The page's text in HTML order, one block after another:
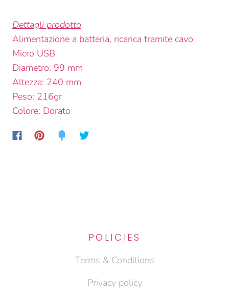
Dettagli prodotto
Alimentazione a batteria, ricarica tramite cavo
Micro USB
Diametro: 99 mm
Altezza: 240 mm
Peso: 216gr
Colore: Dorato
POLICIES
Terms & Conditions
Privacy policy